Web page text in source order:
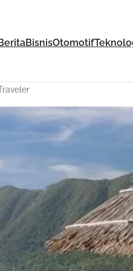
BeritaBisnisOtomotif